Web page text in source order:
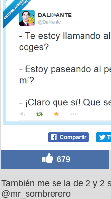
679
También me se la de 2 y 2
@mr_sombrerero